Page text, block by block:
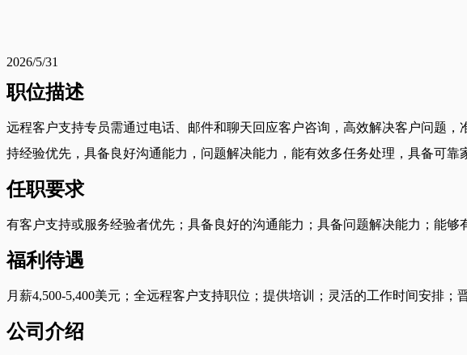
2026/5/31
职位描述
远程客户支持专员需通过电话、邮件和聊天回应客户咨询，高效解决客户问题
持经验优先，具备良好沟通能力，问题解决能力，能有效多任务处理，具备可靠
任职要求
有客户支持或服务经验者优先；具备良好的沟通能力；具备问题解决能力；能够
福利待遇
月薪4,500-5,400美元；全远程客户支持职位；提供培训；灵活的工作时间安排；
公司介绍